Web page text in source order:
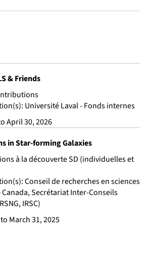
& Friends
Université Laval - Fonds internes
April 30, 2026
in Star-forming Galaxies
à la découverte SD (individuelles et
Conseil de recherches en sciences
Secrétariat Inter-Conseils
IRSC)
March 31, 2025